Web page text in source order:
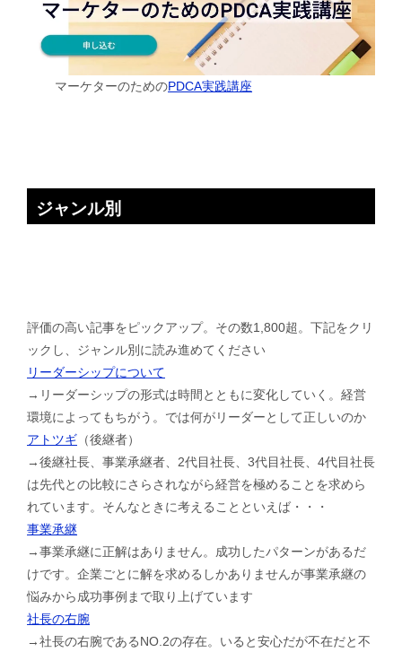
マーケターのためのPDCA実践講座
ジャンル別
評価の高い記事をピックアップ。その数1,800超。下記をクリ
ックし、ジャンル別に読み進めてください
リーダーシップについて
→リーダーシップの形式は時間とともに変化していく。経営
環境によってもちがう。では何がリーダーとして正しいのか
アトツギ （後継者）
→後継社長、事業承継者、2代目社長、3代目社長、4代目社長
は先代との比較にさらされながら経営を極めることを求めら
れています。そんなときに考えることといえば・・・
事業承継
→事業承継に正解はありません。成功したパターンがあるだ
けです。企業ごとに解を求めるしかありませんが事業承継の
悩みから成功事例まで取り上げています
社長の右腕
→社長の右腕であるNO.2の存在。いると安心だが不在だと不